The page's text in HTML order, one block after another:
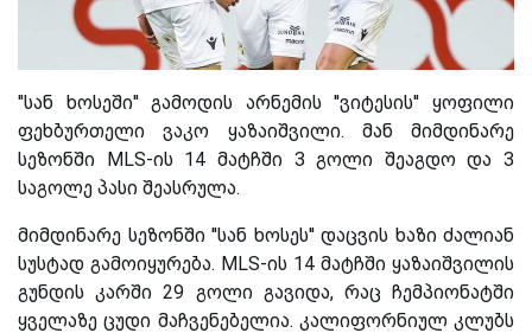
''სან ხოსეში'' გამოდის არნემის ''ვიტესის'' ყოფილი
ფეხბურთელი ვაკო ყაზაიშვილი. მან მიმდინარე
სეზონში MLS-ის 14 მატჩში 3 გოლი შეაგდო და 3
საგოლე პასი შეასრულა.
მიმდინარე სეზონში ''სან ხოსეს'' დაცვის ხაზი ძალიან
სუსტად გამოიყურება. MLS-ის 14 მატჩში ყაზაიშვილის
გუნდის კარში 29 გოლი გავიდა, რაც ჩემპიონატში
ყველაზე ცუდი მაჩვენებელია. კალიფორნიულ კლუბს